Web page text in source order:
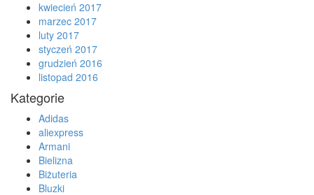
kwiecień 2017
marzec 2017
luty 2017
styczeń 2017
grudzień 2016
listopad 2016
Kategorie
Adidas
aliexpress
Armani
Bielizna
Biżuteria
Bluzki